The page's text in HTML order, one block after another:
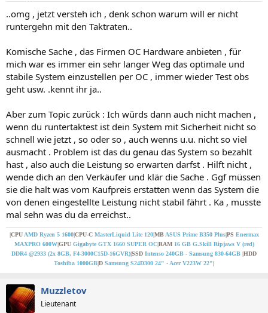
..omg , jetzt versteh ich , denk schon warum will er nicht
runtergehn mit den Taktraten..
Komische Sache , das Firmen OC Hardware anbieten , für
mich war es immer ein sehr langer Weg das optimale und
stabile System einzustellen per OC , immer wieder Test obs
geht usw. .kennt ihr ja..
Aber zum Topic zurück : Ich würds dann auch nicht machen ,
wenn du runtertaktest ist dein System mit Sicherheit nicht so
schnell wie jetzt , so oder so , auch wenns u.u. nicht so viel
ausmacht . Problem ist das du genau das System so bezahlt
hast , also auch die Leistung so erwarten darfst . Hilft nicht ,
wende dich an den Verkäufer und klär die Sache . Ggf müssen
sie die halt was vom Kaufpreis erstatten wenn das System die
von denen eingestellte Leistung nicht stabil fährt . Ka , musste
mal sehn was du da erreichst..
|CPU AMD Ryzen 5 1600|CPU-C MasterLiquid Lite 120|MB ASUS Prime B350 Plus|PS Enermax
MAXPRO 600W|GPU Gigabyte GTX 1660 SUPER OC|RAM 16 GB G.Skill Ripjaws V (red)
DDR4 @2933 (2x 8GB, F4-3000C15D-16GVR)|SSD Intenso 240GB - Samsung 830-64GB |HDD
Toshiba 1000GB|D Samsung S24D300 24" - Acer V223W 22"|
Muzzletov
Lieutenant